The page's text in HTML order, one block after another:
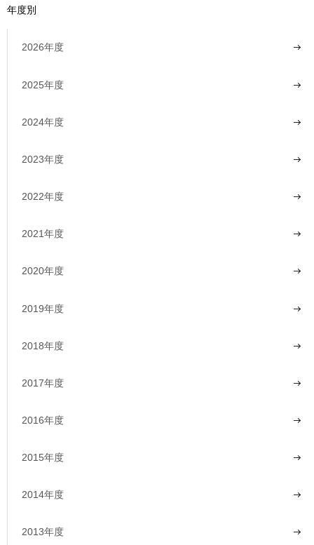
年度別
2026年度
2025年度
2024年度
2023年度
2022年度
2021年度
2020年度
2019年度
2018年度
2017年度
2016年度
2015年度
2014年度
2013年度